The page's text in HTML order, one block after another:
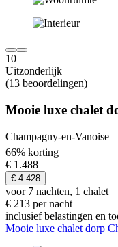
10
Uitzonderlijk
(13 beoordelingen)
Mooie luxe chalet
Champagny-en-Vanoise
66% korting
€ 1.488
€ 4.428
voor 7 nachten, 1 chalet
€ 213 per nacht
inclusief belastingen en
Mooie luxe chalet dorp